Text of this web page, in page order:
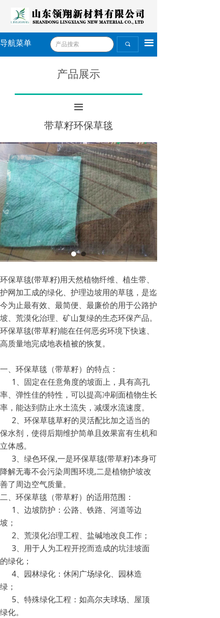
끠 끀
导航菜单
끀
产品展示
带草籽环保草毯
环保草毯(带草籽)用天然植物纤维、植生带、
护网加工成的绿化、护理边坡用的草毯，是迄
今为止最有效、最简便、最廉价的用于公路护
坡、荒漠化治理、矿山复绿的生态环保产品。
环保草毯(带草籽)能在任何恶劣环境下快速、
高质量地完成地表植被的恢复。
一、环保草毯（带草籽）的特点：
1、固定在任意角度的坡面上，具有高孔
率、弹性佳的特性，可以提高冲刷面植物生长
率，能达到防止水土流失，减缓水流速度。
2、环保草毯草籽的灵活配比加之适当的
保水剂，使得后期维护简单且效果富有生机和
立体感。
3、绿色环保,一是环保草毯(带草籽)本身可
降解无毒不会污染周围环境,二是植物护坡改
善了周边空气质量。
二、环保草毯（带草籽）的适用范围：
1、边坡防护：公路、铁路、河道等边
坡；
2、荒漠化治理工程、盐碱地改良工作；
3、用于人为工程开挖而造成的坑洼坡面
的绿化；
4、园林绿化：休闲广场绿化、园林造
绿；
5、特殊绿化工程：如高尔夫球场、屋顶
绿化。